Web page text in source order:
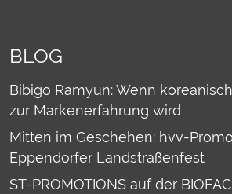
BLOG
Bibigo Ramyun: Wenn
zur Markenerfahrung wird
Mitten im Geschehen: hvv-
Eppendorfer Landstraßenfest
ST-PROMOTIONS auf der